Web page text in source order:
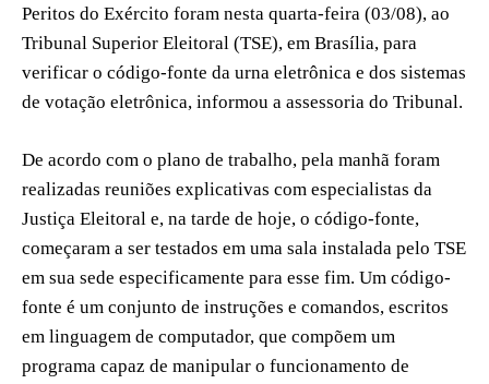
Peritos do Exército foram nesta quarta-feira (03/08), ao
Tribunal Superior Eleitoral (TSE), em Brasília, para
verificar o código-fonte da urna eletrônica e dos sistemas
de votação eletrônica, informou a assessoria do Tribunal.
De acordo com o plano de trabalho, pela manhã foram
realizadas reuniões explicativas com especialistas da
Justiça Eleitoral e, na tarde de hoje, o código-fonte,
começaram a ser testados em uma sala instalada pelo TSE
em sua sede especificamente para esse fim. Um código-
fonte é um conjunto de instruções e comandos, escritos
em linguagem de computador, que compõem um
programa capaz de manipular o funcionamento de